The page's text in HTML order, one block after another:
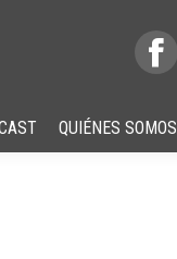
QUIÉNES SOMOS